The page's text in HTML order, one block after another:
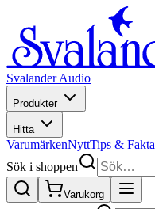
Svalander Audio
Produkter
Hitta
VarumärkenNyttTips & Fakta
Sök i shoppen
Varukorg